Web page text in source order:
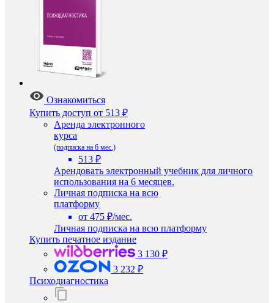
Ознакомиться
Купить доступ от 513 ₽
Аренда электронного
курса
(подписка на 6 мес.)
513 ₽
Арендовать электронный учебник для личного
использования на 6 месяцев.
Личная подписка на всю
платформу
от 475 ₽/мес.
Личная подписка на всю платформу
Купить печатное издание
3 130 ₽
3 232 ₽
Психодиагностика